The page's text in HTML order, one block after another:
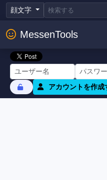
顔文字
MessenTools
アカウントを作成